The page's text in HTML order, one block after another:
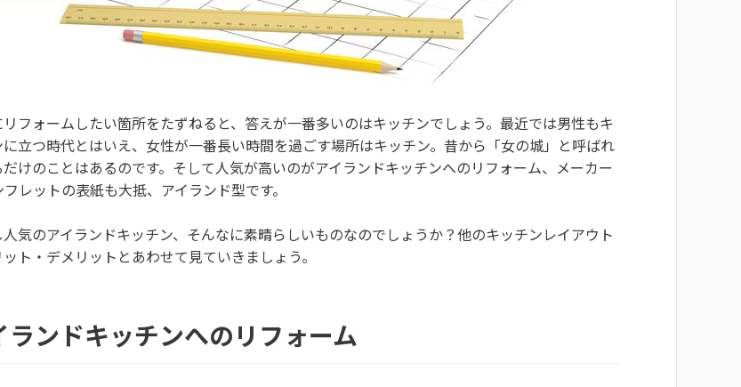
フォームしたい箇所をたずねると、答えが一番多いのはキッチンでしょう。最近では男性もキ
に立つ時代とはいえ、女性が一番長い時間を過ごす場所はキッチン。昔から「女の城」と呼ばれ
けのことはあるのです。そして人気が高いのがアイランドキッチンへのリフォーム、メーカー
レットの表紙も大抵、アイランド型です。
人気のアイランドキッチン、そんなに素晴らしいものなのでしょうか？他のキッチンレイアウト
ト・デメリットとあわせて見ていきましょう。
ランドキッチンへのリフォーム